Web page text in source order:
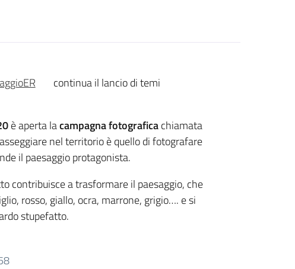
continua il lancio di temi
è aperta lacampagna fotograficachiamata
nel territorio è quello di fotografare
il paesaggio protagonista.
contribuisce a trasformare il paesaggio, che
rosso, giallo, ocra, marrone, grigio…. e si
stupefatto.